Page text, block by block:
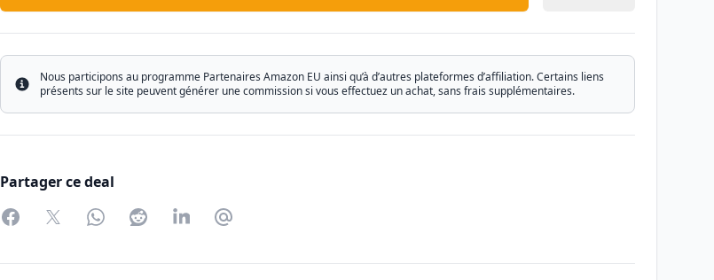
Info
Nous participons au programme Partenaires Amazon EU ainsi qu’à d’autres plateformes d’affiliation. Certains liens
présents sur le site peuvent générer une commission si vous effectuez un achat, sans frais supplémentaires.
Partager ce deal
FacebookTwitterWhatsAppRedditLinkedInPartager par Email